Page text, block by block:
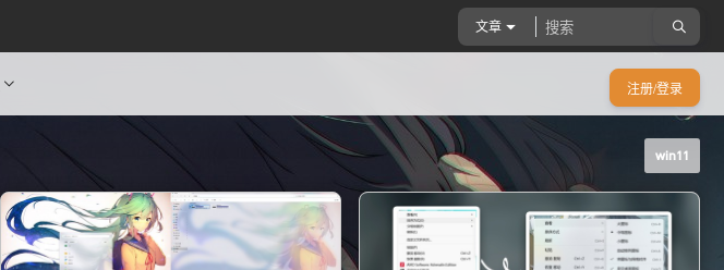
文章
注册/登录
win11